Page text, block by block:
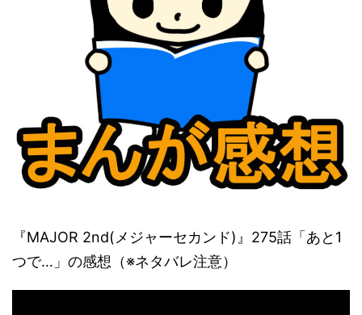
『MAJOR 2nd(メジャーセカンド)』275話「あと1
つで…」の感想（※ネタバレ注意）